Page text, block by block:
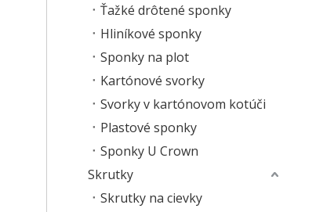
Ťažké drôtené sponky
Hliníkové sponky
Sponky na plot
Kartónové svorky
Svorky v kartónovom kotúči
Plastové sponky
Sponky U Crown
Skrutky
Skrutky na cievky